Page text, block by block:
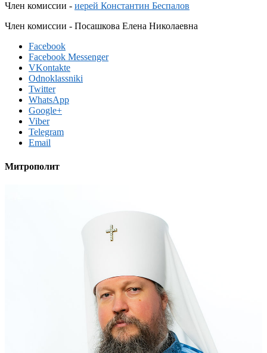
Член комиссии - иерей Константин Беспалов
Член комиссии - Посашкова Елена Николаевна
Facebook
Facebook Messenger
VKontakte
Odnoklassniki
Twitter
WhatsApp
Google+
Viber
Telegram
Email
Митрополит